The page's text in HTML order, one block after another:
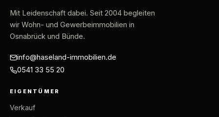
Mit Leidenschaft dabei. Seit 2004 begleiten
wir Wohn- und Gewerbeimmobilien in
Osnabrück und Bünde.
info@haseland-immobilien.de
0541 33 55 20
EIGENTÜMER
Verkauf